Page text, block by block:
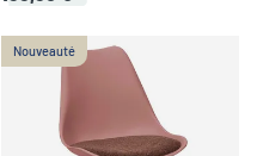
Nouveauté